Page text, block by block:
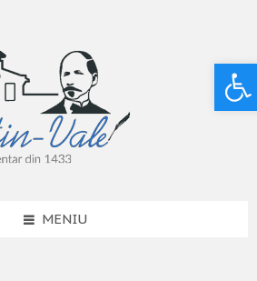
MENIU
Deschide bara de unelte